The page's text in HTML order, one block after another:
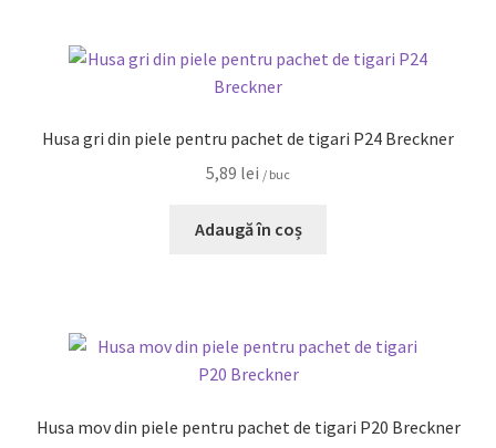
Husa gri din piele pentru pachet de tigari P24 Breckner
5,89 lei / buc
Adaugă în coș
Husa mov din piele pentru pachet de tigari P20 Breckner